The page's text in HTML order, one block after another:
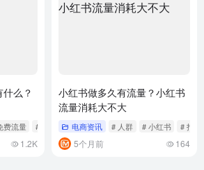
么？
费流量 # 关键词
1.2K
小红书做多久有流量？小红书
流量消耗大不大
电商资讯 # 人群 # 小红书 # 指南
5个月前 164